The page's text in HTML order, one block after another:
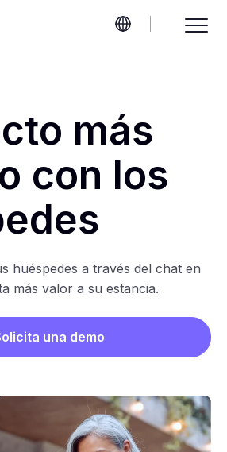
más
con los
huéspedes a través del chat en
más valor a su estancia.
una demo